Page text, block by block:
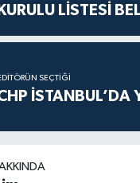
KURULU LİSTESİ
SEÇTIĞI
İSTANBUL’DA